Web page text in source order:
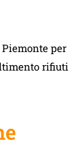
per
rifiuti